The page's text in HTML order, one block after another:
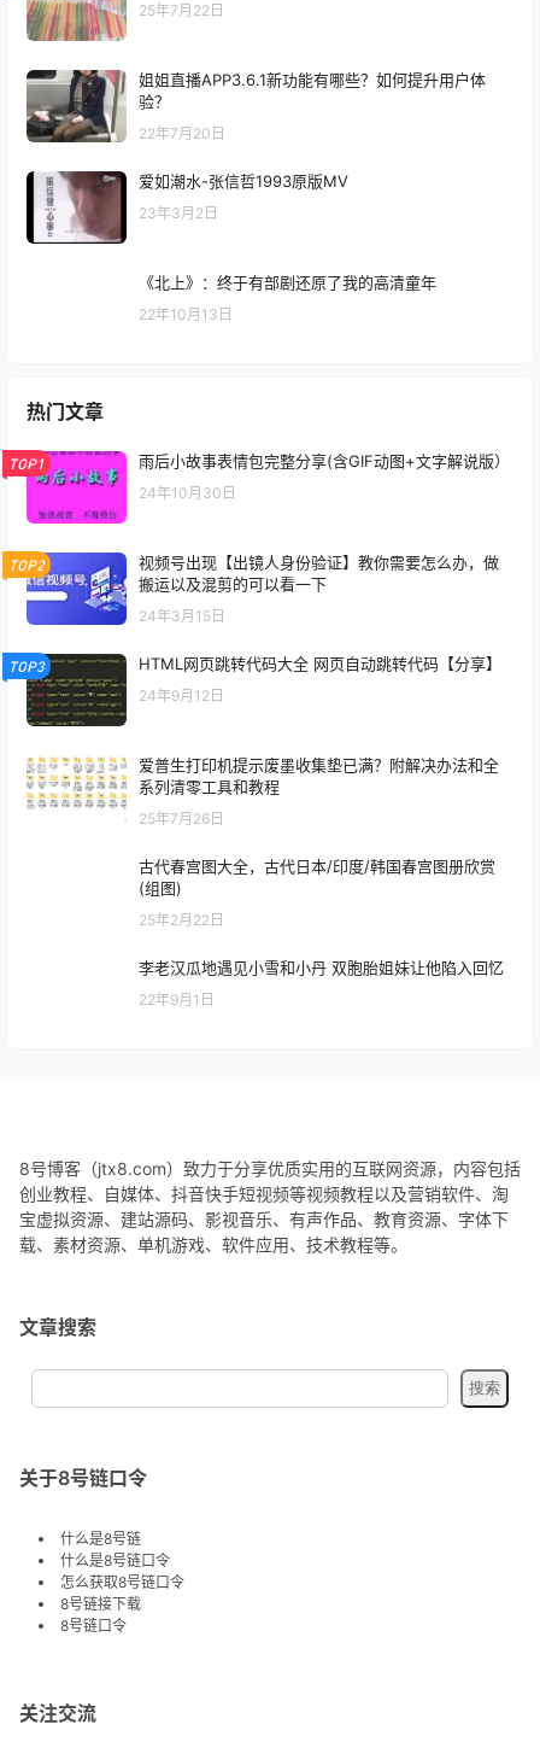
25年7月22日
姐姐直播APP3.6.1新功能有哪些？如何提升用户体
验？
22年7月20日
爱如潮水-张信哲1993原版MV
23年3月2日
《北上》：终于有部剧还原了我的高清童年
22年10月13日
热门文章
TOP1 雨后小故事表情包完整分享(含GIF动图+文字解说版）
24年10月30日
TOP2
视频号出现【出镜人身份验证】教你需要怎么办，做
搬运以及混剪的可以看一下
24年3月15日
TOP3 HTML网页跳转代码大全 网页自动跳转代码【分享】
24年9月12日
爱普生打印机提示废墨收集垫已满？附解决办法和全
系列清零工具和教程
25年7月26日
古代春宫图大全，古代日本/印度/韩国春宫图册欣赏
(组图)
25年2月22日
李老汉瓜地遇见小雪和小丹 双胞胎姐妹让他陷入回忆
22年9月1日
8号博客（jtx8.com）致力于分享优质实用的互联网资源，内容包括
创业教程、自媒体、抖音快手短视频等视频教程以及营销软件、淘
宝虚拟资源、建站源码、影视音乐、有声作品、教育资源、字体下
载、素材资源、单机游戏、软件应用、技术教程等。
文章搜索
关于8号链口令
什么是8号链
什么是8号链口令
怎么获取8号链口令
8号链接下载
8号链口令
关注交流